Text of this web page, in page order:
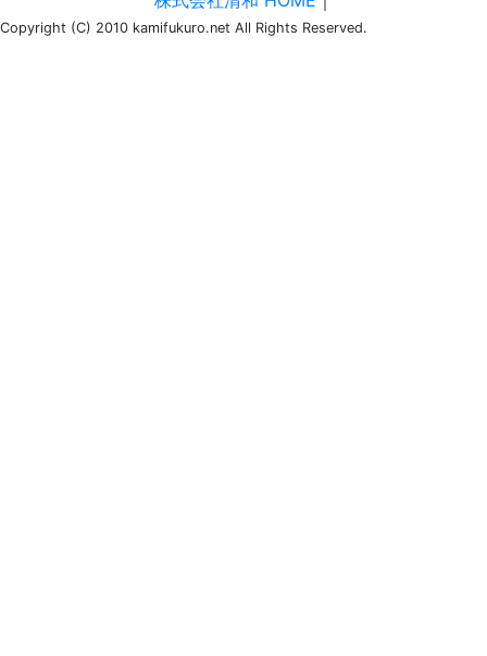
Copyright (C) 2010 kamifukuro.net All Rights Reserved.